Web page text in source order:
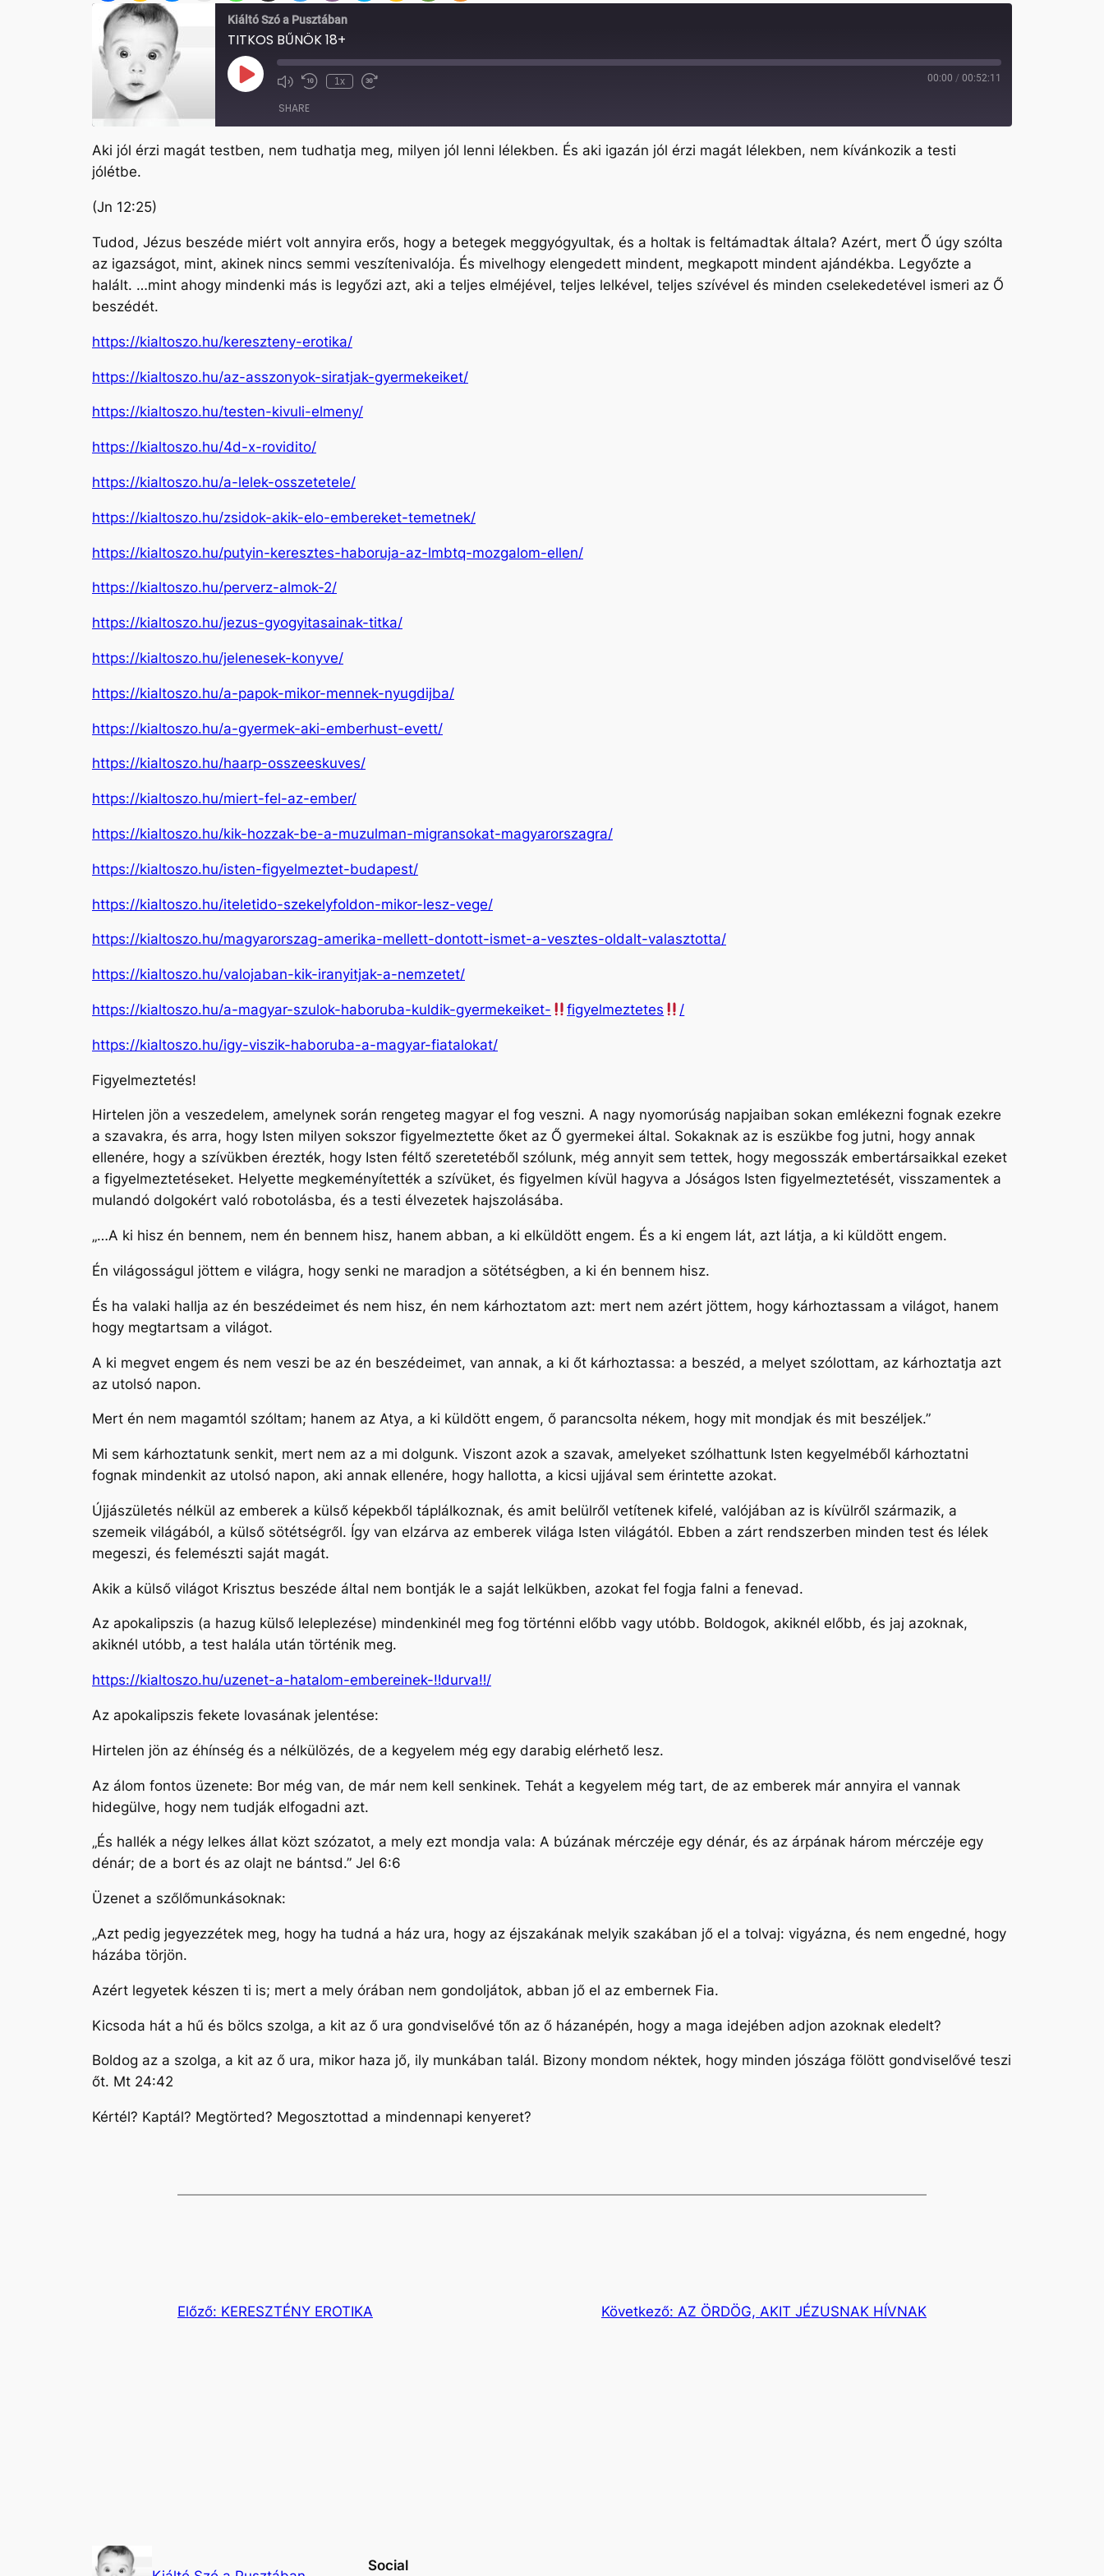
Kiáltó Szó a Pusztában
TITKOS BŰNÖK 18+
Play
Episode Mute/Unmute
Rewind
1x
Fast
00:00 / 00:52:11
SHARE
SHARE
Aki jól érzi magát testben, nem tudhatja meg, milyen jól lenni lélekben. És aki igazán jól érzi magát lélekben, nem kívánkozik a testi
jólétbe.
(Jn 12:25)
Tudod, Jézus beszéde miért volt annyira erős, hogy a betegek meggyógyultak, és a holtak is feltámadtak általa? Azért, mert Ő úgy szólta
az igazságot, mint, akinek nincs semmi veszítenivalója. És mivelhogy elengedett mindent, megkapott mindent ajándékba. Legyőzte a
halált. …mint ahogy mindenki más is legyőzi azt, aki a teljes elméjével, teljes lelkével, teljes szívével és minden cselekedetével ismeri az Ő
beszédét.
https://kialtoszo.hu/kereszteny-erotika/
https://kialtoszo.hu/az-asszonyok-siratjak-gyermekeiket/
https://kialtoszo.hu/testen-kivuli-elmeny/
https://kialtoszo.hu/4d-x-rovidito/
https://kialtoszo.hu/a-lelek-osszetetele/
https://kialtoszo.hu/zsidok-akik-elo-embereket-temetnek/
https://kialtoszo.hu/putyin-keresztes-haboruja-az-lmbtq-mozgalom-ellen/
https://kialtoszo.hu/perverz-almok-2/
https://kialtoszo.hu/jezus-gyogyitasainak-titka/
https://kialtoszo.hu/jelenesek-konyve/
https://kialtoszo.hu/a-papok-mikor-mennek-nyugdijba/
https://kialtoszo.hu/a-gyermek-aki-emberhust-evett/
https://kialtoszo.hu/haarp-osszeeskuves/
https://kialtoszo.hu/miert-fel-az-ember/
https://kialtoszo.hu/kik-hozzak-be-a-muzulman-migransokat-magyarorszagra/
https://kialtoszo.hu/isten-figyelmeztet-budapest/
https://kialtoszo.hu/iteletido-szekelyfoldon-mikor-lesz-vege/
https://kialtoszo.hu/magyarorszag-amerika-mellett-dontott-ismet-a-vesztes-oldalt-valasztotta/
https://kialtoszo.hu/valojaban-kik-iranyitjak-a-nemzetet/
https://kialtoszo.hu/a-magyar-szulok-haboruba-kuldik-gyermekeiket- figyelmeztetes /
https://kialtoszo.hu/igy-viszik-haboruba-a-magyar-fiatalokat/
Figyelmeztetés!
Hirtelen jön a veszedelem, amelynek során rengeteg magyar el fog veszni. A nagy nyomorúság napjaiban sokan emlékezni fognak ezekre
a szavakra, és arra, hogy Isten milyen sokszor figyelmeztette őket az Ő gyermekei által. Sokaknak az is eszükbe fog jutni, hogy annak
ellenére, hogy a szívükben érezték, hogy Isten féltő szeretetéből szólunk, még annyit sem tettek, hogy megosszák embertársaikkal ezeket
a figyelmeztetéseket. Helyette megkeményítették a szívüket, és figyelmen kívül hagyva a Jóságos Isten figyelmeztetését, visszamentek a
mulandó dolgokért való robotolásba, és a testi élvezetek hajszolásába.
„…A ki hisz én bennem, nem én bennem hisz, hanem abban, a ki elküldött engem. És a ki engem lát, azt látja, a ki küldött engem.
Én világosságul jöttem e világra, hogy senki ne maradjon a sötétségben, a ki én bennem hisz.
És ha valaki hallja az én beszédeimet és nem hisz, én nem kárhoztatom azt: mert nem azért jöttem, hogy kárhoztassam a világot, hanem
hogy megtartsam a világot.
A ki megvet engem és nem veszi be az én beszédeimet, van annak, a ki őt kárhoztassa: a beszéd, a melyet szólottam, az kárhoztatja azt
az utolsó napon.
Mert én nem magamtól szóltam; hanem az Atya, a ki küldött engem, ő parancsolta nékem, hogy mit mondjak és mit beszéljek.”
Mi sem kárhoztatunk senkit, mert nem az a mi dolgunk. Viszont azok a szavak, amelyeket szólhattunk Isten kegyelméből kárhoztatni
fognak mindenkit az utolsó napon, aki annak ellenére, hogy hallotta, a kicsi ujjával sem érintette azokat.
Újjászületés nélkül az emberek a külső képekből táplálkoznak, és amit belülről vetítenek kifelé, valójában az is kívülről származik, a
szemeik világából, a külső sötétségről. Így van elzárva az emberek világa Isten világától. Ebben a zárt rendszerben minden test és lélek
megeszi, és felemészti saját magát.
Akik a külső világot Krisztus beszéde által nem bontják le a saját lelkükben, azokat fel fogja falni a fenevad.
Az apokalipszis (a hazug külső leleplezése) mindenkinél meg fog történni előbb vagy utóbb. Boldogok, akiknél előbb, és jaj azoknak,
akiknél utóbb, a test halála után történik meg.
https://kialtoszo.hu/uzenet-a-hatalom-embereinek-‼durva‼/
Az apokalipszis fekete lovasának jelentése:
Hirtelen jön az éhínség és a nélkülözés, de a kegyelem még egy darabig elérhető lesz.
Az álom fontos üzenete: Bor még van, de már nem kell senkinek. Tehát a kegyelem még tart, de az emberek már annyira el vannak
hidegülve, hogy nem tudják elfogadni azt.
„És hallék a négy lelkes állat közt szózatot, a mely ezt mondja vala: A búzának mérczéje egy dénár, és az árpának három mérczéje egy
dénár; de a bort és az olajt ne bántsd.” Jel 6:6
Üzenet a szőlőmunkásoknak:
„Azt pedig jegyezzétek meg, hogy ha tudná a ház ura, hogy az éjszakának melyik szakában jő el a tolvaj: vigyázna, és nem engedné, hogy
házába törjön.
Azért legyetek készen ti is; mert a mely órában nem gondoljátok, abban jő el az embernek Fia.
Kicsoda hát a hű és bölcs szolga, a kit az ő ura gondviselővé tőn az ő házanépén, hogy a maga idejében adjon azoknak eledelt?
Boldog az a szolga, a kit az ő ura, mikor haza jő, ily munkában talál. Bizony mondom néktek, hogy minden jószága fölött gondviselővé teszi
őt. Mt 24:42
Kértél? Kaptál? Megtörted? Megosztottad a mindennapi kenyeret?
Előző: KERESZTÉNY EROTIKA Következő: AZ ÖRDÖG, AKIT JÉZUSNAK HÍVNAK
Social